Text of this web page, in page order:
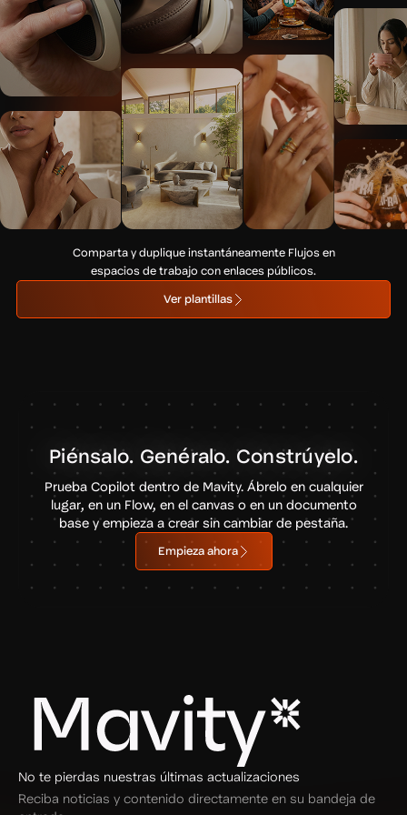
Comparta y duplique instantáneamente Flujos en
espacios de trabajo con enlaces públicos.
Ver plantillas
Piénsalo. Genéralo. Constrúyelo.
Prueba Copilot dentro de Mavity. Ábrelo en cualquier
lugar, en un Flow, en el canvas o en un documento
base y empieza a crear sin cambiar de pestaña.
Empieza ahora
No te pierdas nuestras últimas actualizaciones
Reciba noticias y contenido directamente en su bandeja de